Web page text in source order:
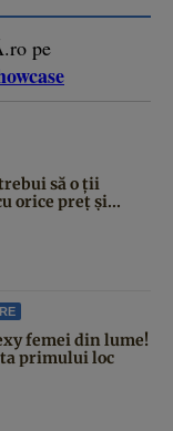
pe
să o ții
orice preț și...
femei din lume!
primului loc